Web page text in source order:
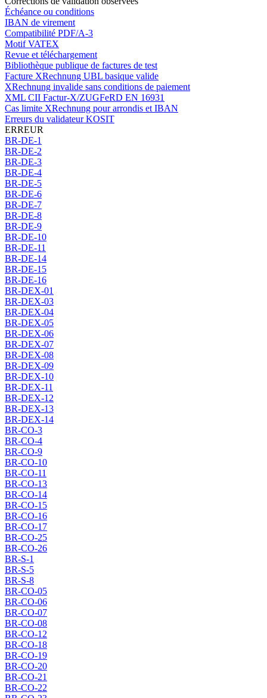
Échéance ou conditions
IBAN de virement
Compatibilité PDF/A-3
Motif VATEX
Revue et téléchargement
Bibliothèque publique de factures de test
Facture XRechnung UBL basique valide
XRechnung invalide sans conditions de paiement
XML CII Factur-X/ZUGFeRD EN 16931
Cas limite XRechnung pour arrondis et IBAN
Erreurs du validateur KOSIT
ERREUR
BR-DE-1
BR-DE-2
BR-DE-3
BR-DE-4
BR-DE-5
BR-DE-6
BR-DE-7
BR-DE-8
BR-DE-9
BR-DE-10
BR-DE-11
BR-DE-14
BR-DE-15
BR-DE-16
BR-DEX-01
BR-DEX-03
BR-DEX-04
BR-DEX-05
BR-DEX-06
BR-DEX-07
BR-DEX-08
BR-DEX-09
BR-DEX-10
BR-DEX-11
BR-DEX-12
BR-DEX-13
BR-DEX-14
BR-CO-3
BR-CO-4
BR-CO-9
BR-CO-10
BR-CO-11
BR-CO-13
BR-CO-14
BR-CO-15
BR-CO-16
BR-CO-17
BR-CO-25
BR-CO-26
BR-S-1
BR-S-5
BR-S-8
BR-CO-05
BR-CO-06
BR-CO-07
BR-CO-08
BR-CO-12
BR-CO-18
BR-CO-19
BR-CO-20
BR-CO-21
BR-CO-22